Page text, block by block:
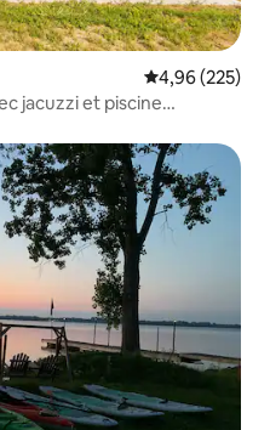
Note
4,96 (225)
jacuzzi et piscine